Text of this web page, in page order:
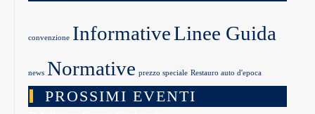
convenzione InformativeLinee Guida
news Normative prezzo speciale Restauro auto d'epoca
PROSSIMI EVENTI